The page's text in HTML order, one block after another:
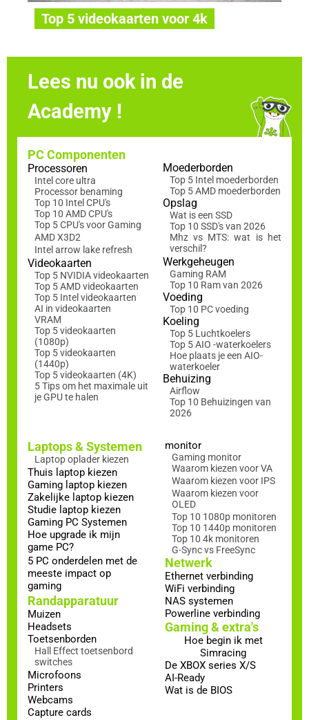
Top 5 videokaarten voor 4k
Lees nu ook in de
Academy !
PC Componenten
Processoren
Intel core ultra
Processor benaming
Top 10 Intel CPU's
Top 10 AMD CPU's
Top 5 CPU's voor Gaming
AMD X3D2
Intel arrow lake refresh
Videokaarten
Top 5 NVIDIA videokaarten
Top 5 AMD videokaarten
Top 5 Intel videokaarten
AI in videokaarten
VRAM
Top 5 videokaarten
(1080p)
Top 5 videokaarten
(1440p)
Top 5 videokaarten (4K)
5 Tips om het maximale uit
je GPU te halen
Moederborden
Top 5 Intel moederborden
Top 5 AMD moederborden
Opslag
Wat is een SSD
Top 10 SSD's van 2026
Mhz vs MTS: wat is het
verschil?
Werkgeheugen
Gaming RAM
Top 10 Ram van 2026
Voeding
Top 10 PC voeding
Koeling
Top 5 Luchtkoelers
Top 5 AIO -waterkoelers
Hoe plaats je een AIO-
waterkoeler
Behuizing
Airflow
Top 10 Behuizingen van
2026
Laptops & Systemen
Laptop oplader kiezen
Thuis laptop kiezen
Gaming laptop kiezen
Zakelijke laptop kiezen
Studie laptop kiezen
Gaming PC Systemen
Hoe upgrade ik mijn
game PC?
5 PC onderdelen met de
meeste impact op
gaming
Randapparatuur
Muizen
Headsets
Toetsenborden
Hall Effect toetsenbord
switches
Microfoons
Printers
Webcams
Capture cards
monitor
Gaming monitor
Waarom kiezen voor VA
Waarom kiezen voor IPS
Waarom kiezen voor
OLED
Top 10 1080p monitoren
Top 10 1440p monitoren
Top 10 4k monitoren
G-Sync vs FreeSync
Netwerk
Ethernet verbinding
WiFi verbinding
NAS systemen
Powerline verbinding
Gaming & extra's
Hoe begin ik met
Simracing
De XBOX series X/S
AI-Ready
Wat is de BIOS